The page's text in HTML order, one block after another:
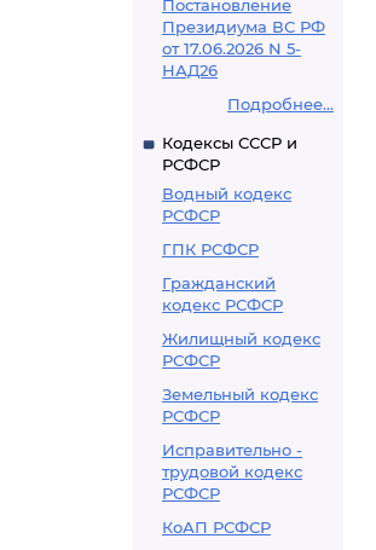
Постановление
Президиума ВС РФ
от 17.06.2026 N 5-
НАД26
Подробнее...
Кодексы СССР и
РСФСР
Водный кодекс
РСФСР
ГПК РСФСР
Гражданский
кодекс РСФСР
Жилищный кодекс
РСФСР
Земельный кодекс
РСФСР
Исправительно -
трудовой кодекс
РСФСР
КоАП РСФСР